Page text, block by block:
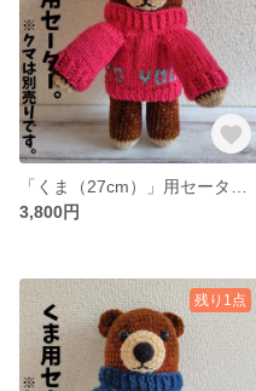
3,800円
残り1点